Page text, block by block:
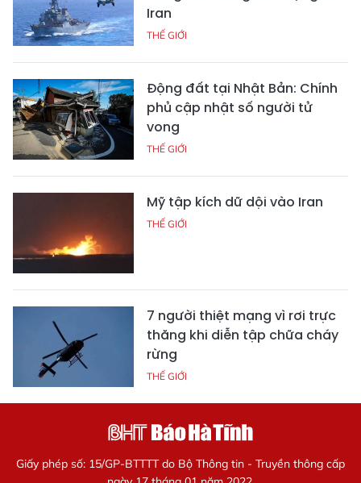
Iran
THẾ GIỚI
Động đất tại Nhật Bản: Chính
phủ cập nhật số người tử
vong
THẾ GIỚI
Mỹ tập kích dữ dội vào Iran
THẾ GIỚI
7 người thiệt mạng vì rơi trực
thăng khi diễn tập chữa cháy
rừng
THẾ GIỚI
Giấy phép số: 15/GP-BTTTT do Bộ Thông tin - Truyền thông cấp